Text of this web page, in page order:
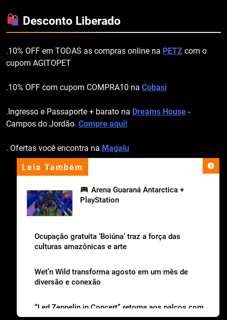
Leia Também
Arena Guaraná Antarctica +
PlayStation
Ocupação gratuita ‘Boiúna’ traz a força das
culturas amazônicas e arte
Wet’n Wild transforma agosto em um mês de
diversão e conexão
“Led Zeppelin in Concert” retorna aos palcos com
a Nova Orquestra
Desconto Liberado
.10% OFF em TODAS as compras online na PETZ com o
cupom AGITOPET
.10% OFF com cupom COMPRA10 na Cobasi
.Ingresso e Passaporte + barato na Dreams House -
Campos do Jordão. Compre aqui!
. Ofertas você encontra na Magalu
apoio institucional